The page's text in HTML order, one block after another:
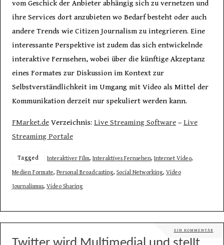
vom Geschick der Anbieter abhängig sich zu vernetzen und
ihre Services dort anzubieten wo Bedarf besteht oder auch
andere Trends wie Citizen Journalism zu integrieren. Eine
interessante Perspektive ist zudem das sich entwickelnde
interaktive Fernsehen, wobei über die künftige Akzeptanz
eines Formates zur Diskussion im Kontext zur
Selbstverständlichkeit im Umgang mit Video als Mittel der
Kommunikation derzeit nur spekuliert werden kann.
FMarket.deVerzeichnis: Live Streaming Software– Live
Streaming Portale
Tagged Interaktiver Film, Interaktives Fernsehen, Internet Video,
Medien Formate, Personal Broadcasting, Social Networking, Video
Journalismus, Video Sharing
EIN KOMMENTAR